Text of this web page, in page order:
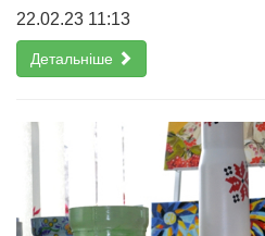
22.02.23 11:13
Детальніше